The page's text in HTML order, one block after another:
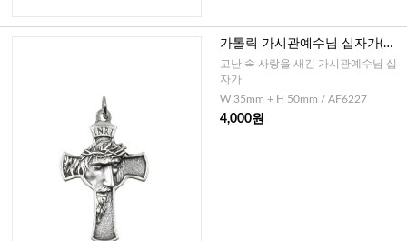
가톨릭 가시관예수님 십자가(이
태리)-대
고난 속 사랑을 새긴 가시관예수님 십
자가
W 35mm + H 50mm / AF6227
4,000원